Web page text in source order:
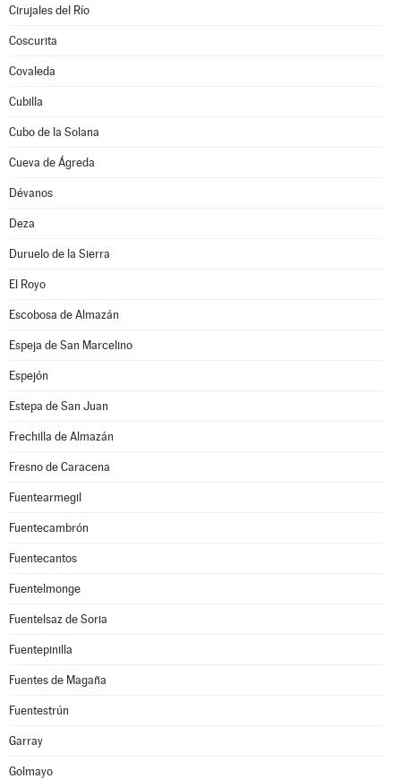
Cirujales del Río
Coscurita
Covaleda
Cubilla
Cubo de la Solana
Cueva de Ágreda
Dévanos
Deza
Duruelo de la Sierra
El Royo
Escobosa de Almazán
Espeja de San Marcelino
Espejón
Estepa de San Juan
Frechilla de Almazán
Fresno de Caracena
Fuentearmegil
Fuentecambrón
Fuentecantos
Fuentelmonge
Fuentelsaz de Soria
Fuentepinilla
Fuentes de Magaña
Fuentestrún
Garray
Golmayo